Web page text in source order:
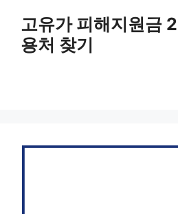
고유가 피해지원금
용처 찾기